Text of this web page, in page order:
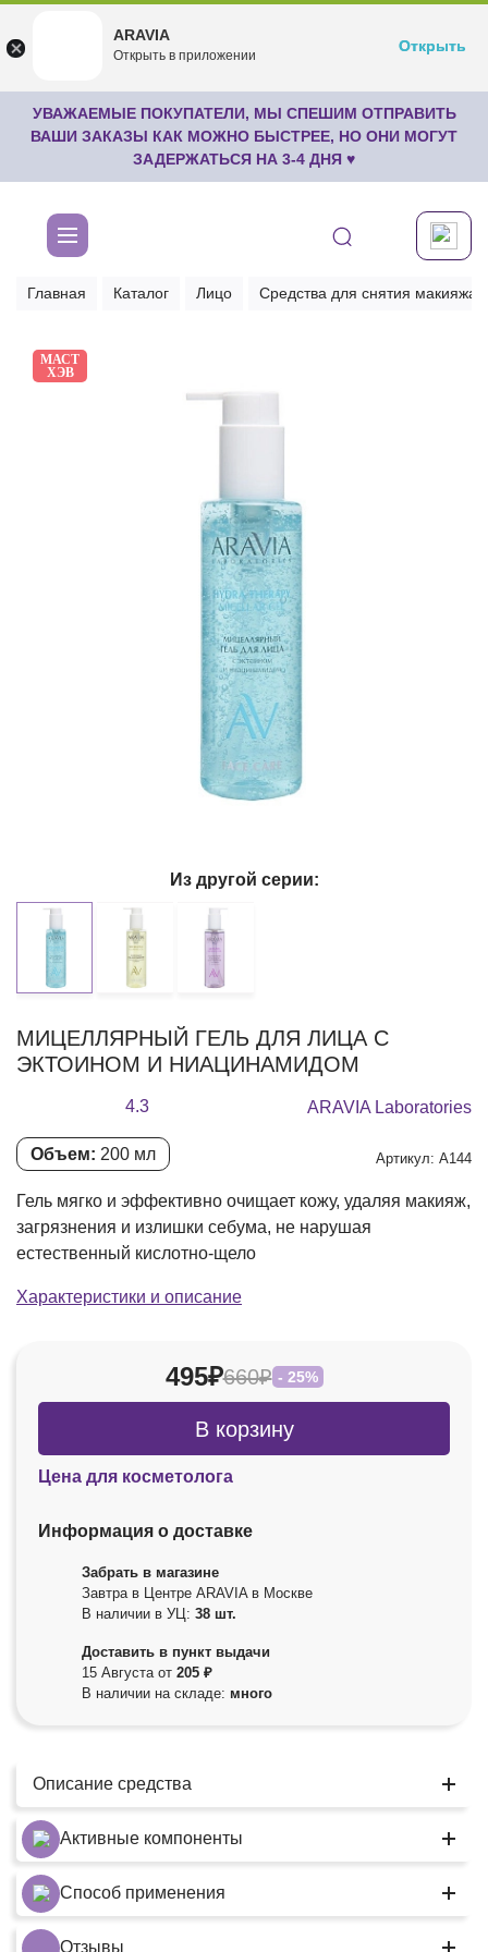
undefined
Бесплатноru.aravia.new
Открыть
УВАЖАЕМЫЕ ПОКУПАТЕЛИ, МЫ СПЕШИМ ОТПРАВИТЬ
ВАШИ ЗАКАЗЫ КАК МОЖНО БЫСТРЕЕ, НО ОНИ МОГУТ
ЗАДЕРЖАТЬСЯ НА 3-4 ДНЯ ♥
Главная Каталог Лицо Средства для снятия макияжа
МАСТ
ХЭВ
МИЦЕЛЛЯРНЫЙ ГЕЛЬ ДЛЯ ЛИЦА С
ЭКТОИНОМ И НИАЦИНАМИДОМ
4.3 ARAVIA Laboratories
Объем: 200 мл Артикул: А144
Гель мягко и эффективно очищает кожу, удаляя макияж,
загрязнения и излишки себума, не нарушая
естественный кислотно-щело
Характеристики и описание
Из другой серии:
495₽660₽ - 25%
В корзину
Цена для косметолога
Информация о доставке
Забрать в магазине
Завтра в Центре ARAVIA в Москве
В наличии в УЦ: 38 шт.
Доставить в пункт выдачи
15 Августа от 205 ₽
В наличии на складе: много
Описание средства
Активные компоненты
Способ применения
Отзывы
ARAVIA
Открыть в приложении
Открыть